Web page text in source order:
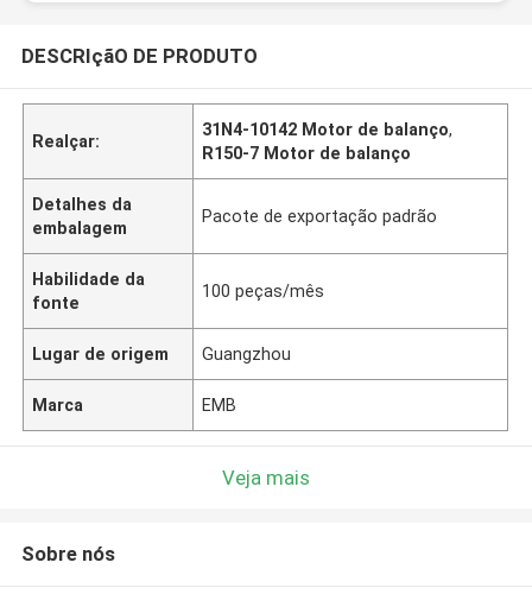
DESCRIçãO DE PRODUTO
Realçar:
31N4-10142 Motor de balanço,
R150-7 Motor de balanço
Detalhes da
embalagem
Pacote de exportação padrão
Habilidade da
fonte
100 peças/mês
Lugar de origem Guangzhou
Marca EMB
Veja mais
Sobre nós